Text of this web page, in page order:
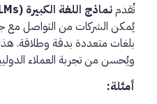
تُقدمنماذج اللغة الكبيرة (LLMs)
يُمكن الشركات من التواصل مع
بلغات متعددة بدقة وطلاقة.
ويُحسن من تجربة العملاء
أمثلة: